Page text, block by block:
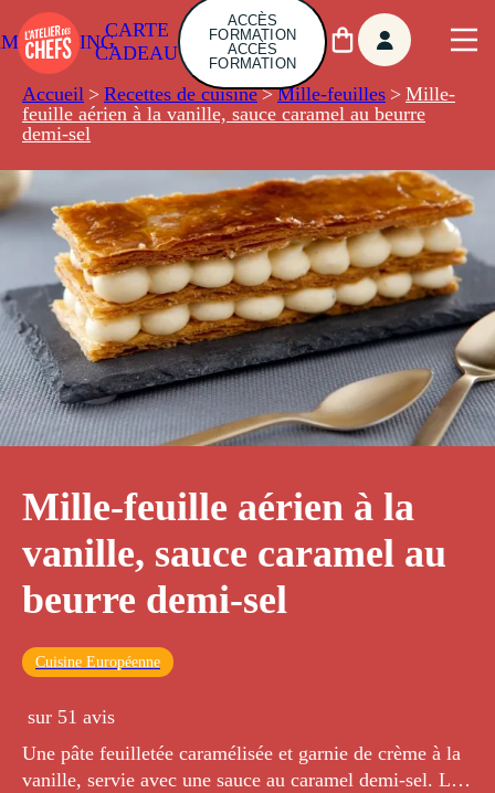
CARTE
CADEAU
ACCÈS
FORMATION
ACCÈS
FORMATION
Accueil > Recettes de cuisine > Mille-feuilles > Mille-
feuille aérien à la vanille, sauce caramel au beurre
demi-sel
Mille-feuille aérien à la
vanille, sauce caramel au
beurre demi-sel
Cuisine Européenne
sur 51 avis
Une pâte feuilletée caramélisée et garnie de crème à la
vanille, servie avec une sauce au caramel demi-sel. Le